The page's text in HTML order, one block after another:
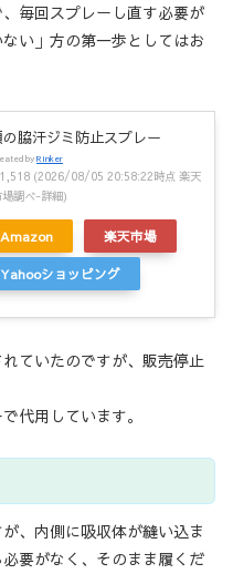
毎回スプレーし直す必要が
い」方の第一歩としてはお
脇汗ジミ防止スプレー
byRinker
(2026/08/05 20:58:22時点 楽天
場調べ-詳細)
Amazon 楽天市場
Yahooショッピング
ていたのですが、販売停止
代用しています。
、内側に吸収体が縫い込ま
要がなく、そのまま履くだ